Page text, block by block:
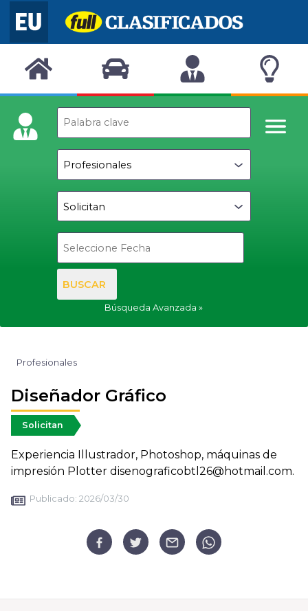
BUSCAR
Búsqueda Avanzada
Profesionales
Diseñador Gráfico
Solicitan
Experiencia Illustrador, Photoshop, máquinas de
impresión Plotter disenograficobtl26@hotmail.com.
Publicado: 2026/03/30